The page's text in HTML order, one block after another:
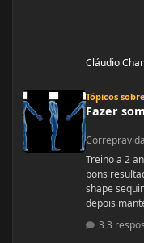
Cláudio
Tópicos
Fazer
Correpravida
Treino a 2
bons
shape
depois
desculpe
encontrei
3